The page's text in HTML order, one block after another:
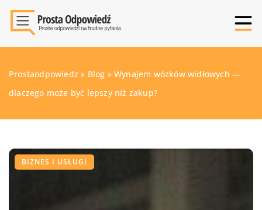
Prostaodpowiedz » Blog »Wynajem wózków widłowych —
dlaczego może być lepszy niż zakup?
BIZNES I USŁUGI